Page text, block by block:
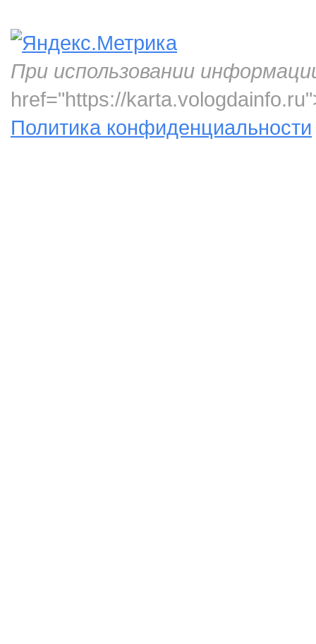
При использовании
href="https://
Политика конфиденциальности